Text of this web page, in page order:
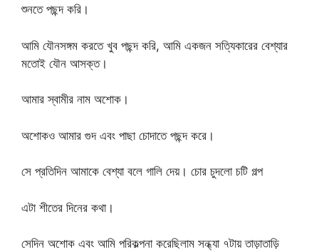
শুনতে পছন্দ করি।
আমি যৌনসঙ্গম করতে খুব পছন্দ করি, আমি একজন সত্যিকারের বেশ্যার
মতোই যৌন আসক্ত।
আমার স্বামীর নাম অশোক।
অশোকও আমার গুদ এবং পাছা চোদাতে পছন্দ করে।
সে প্রতিদিন আমাকে বেশ্যা বলে গালি দেয়। চোর চুদলো চটি গল্প
এটা শীতের দিনের কথা।
সেদিন অশোক এবং আমি পরিকল্পনা করেছিলাম সন্ধ্যা ৭টায় তাড়াতাড়ি